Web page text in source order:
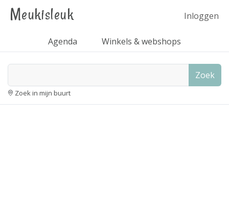
Meukisleuk Inloggen
Agenda Winkels & webshops
Zoek
Zoek in mijn buurt